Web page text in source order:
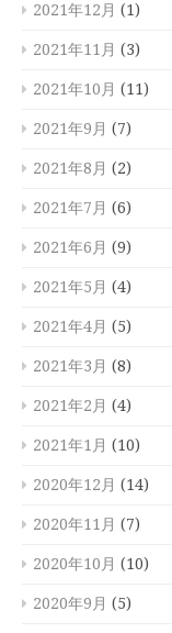
2021年12月 (1)
2021年11月 (3)
2021年10月 (11)
2021年9月 (7)
2021年8月 (2)
2021年7月 (6)
2021年6月 (9)
2021年5月 (4)
2021年4月 (5)
2021年3月 (8)
2021年2月 (4)
2021年1月 (10)
2020年12月 (14)
2020年11月 (7)
2020年10月 (10)
2020年9月 (5)